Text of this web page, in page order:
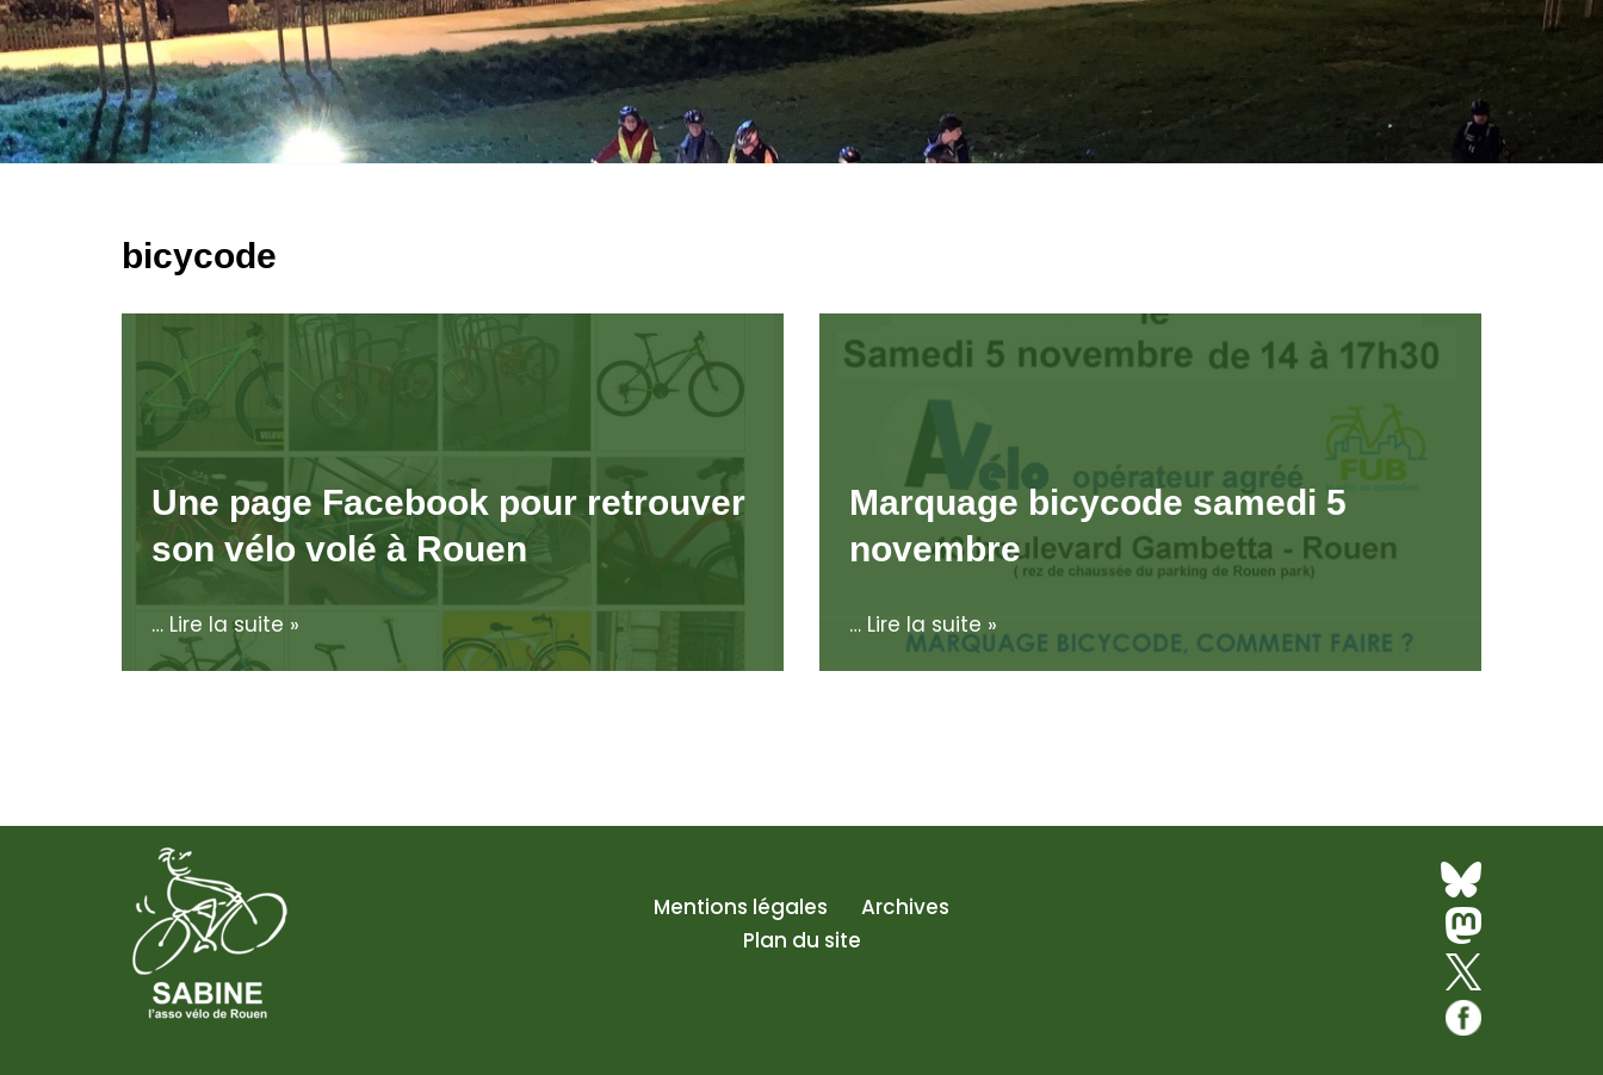
bicycode
Une page Facebook pour retrouver
son vélo volé à Rouen
… Lire la suite »
Marquage bicycode samedi 5
novembre
… Lire la suite »
Mentions légales
Archives
Plan du site